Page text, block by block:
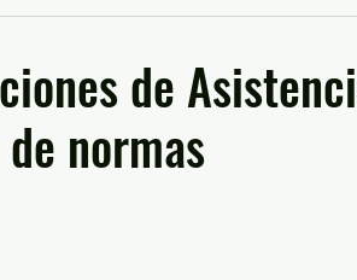
2023
Ciudadana
de
normas